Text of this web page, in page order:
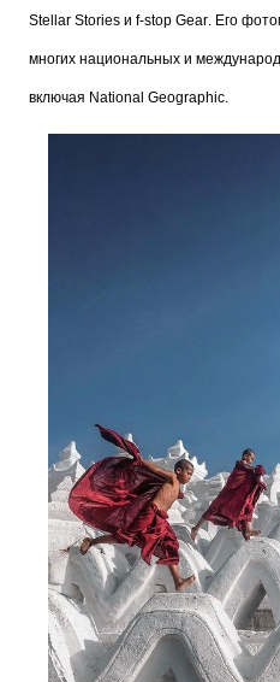
Stellar Stories и f-stop Gear. Его
многих национальных и
включая National Geographic.